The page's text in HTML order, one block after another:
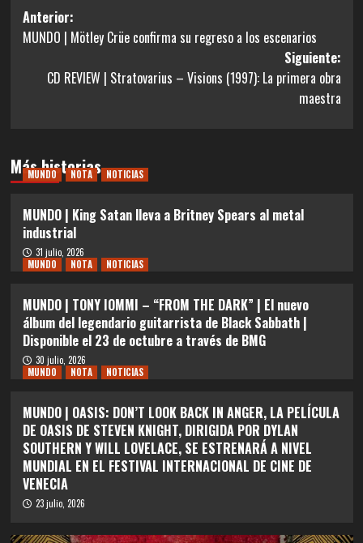
Navegación
de
entradas
Anterior:
MUNDO | Mötley Crüe confirma su regreso a los escenarios
Siguiente:
CD REVIEW | Stratovarius – Visions (1997): La primera obra
maestra
Más historias
MUNDO NOTA NOTICIAS
MUNDO | King Satan lleva a Britney Spears al metal
industrial
31 julio, 2026
MUNDO
NOTA NOTICIAS
MUNDO | TONY IOMMI – “FROM THE DARK” | El nuevo
álbum del legendario guitarrista de Black Sabbath |
Disponible el 23 de octubre a través de BMG
30 julio, 2026
MUNDO
NOTA NOTICIAS
MUNDO | OASIS: DON’T LOOK BACK IN ANGER, LA PELÍCULA
DE OASIS DE STEVEN KNIGHT, DIRIGIDA POR DYLAN
SOUTHERN Y WILL LOVELACE, SE ESTRENARÁ A NIVEL
MUNDIAL EN EL FESTIVAL INTERNACIONAL DE CINE DE
VENECIA
23 julio, 2026